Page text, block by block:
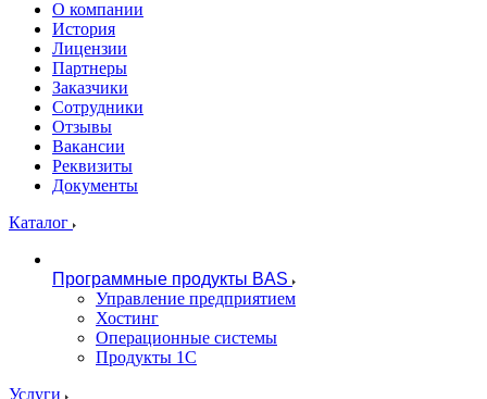
О компании
История
Лицензии
Партнеры
Заказчики
Сотрудники
Отзывы
Вакансии
Реквизиты
Документы
Каталог
Программные продукты BAS
Управление предприятием
Хостинг
Операционные системы
Продукты 1С
Услуги